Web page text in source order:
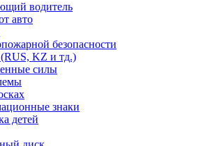
водитель
авто
безопасности
KZ и тд.)
силы
знаки
детей